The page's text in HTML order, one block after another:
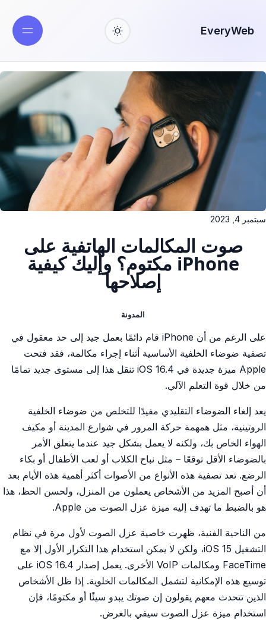
EveryWeb
سبتمبر 4, 2023
صوت المكالمات الهاتفية على
iPhone مكتوم؟ وإليك كيفية
إصلاحها
المدونة
على الرغم من أن iPhone قام دائمًا بعمل جيد إلى حد معقول في
تصفية ضوضاء الخلفية الأساسية أثناء إجراء مكالمة، فقد فتحت
Apple ميزة جديدة في iOS 16.4 تنقل هذا إلى مستوى جديد تمامًا
من خلال قوة التعلم الآلي.
يعد إلغاء الضوضاء التقليدي مفيدًا للتخلص من ضوضاء الخلفية
الروتينية، مثل همهمة حركة المرور في شوارع المدينة أو مكيف
الهواء الخاص بك، ولكنه لا يعمل بشكل جيد عندما يتعلق الأمر
بالضوضاء الأقل توقعًا – مثل نباح الكلاب أو لعب الأطفال أو بكاء
الرضع. تعد تصفية هذه الأنواع من الأصوات أكثر أهمية هذه الأيام بعد
أن أصبح المزيد من الأشخاص يعملون من المنزل، ولحسن الحظ، هذا
هو بالضبط ما تهدف إليه ميزة عزل الصوت من Apple.
من الناحية الفنية، ظهرت خاصية عزل الصوت لأول مرة في نظام
التشغيل iOS 15، ولكن لا يمكن استخدام هذا التكرار الأول إلا مع
FaceTime ومكالمات VoIP الأخرى. يعمل إصدار iOS 16.4 على
توسيع هذه الإمكانية لتشمل المكالمات الخلوية. إذا ظل الأشخاص
الذين تتحدث معهم يقولون إن صوتك يبدو سيئًا أو مكتومًا، فإن
استخدام ميزة عزل الصوت سيفي بالغرض.